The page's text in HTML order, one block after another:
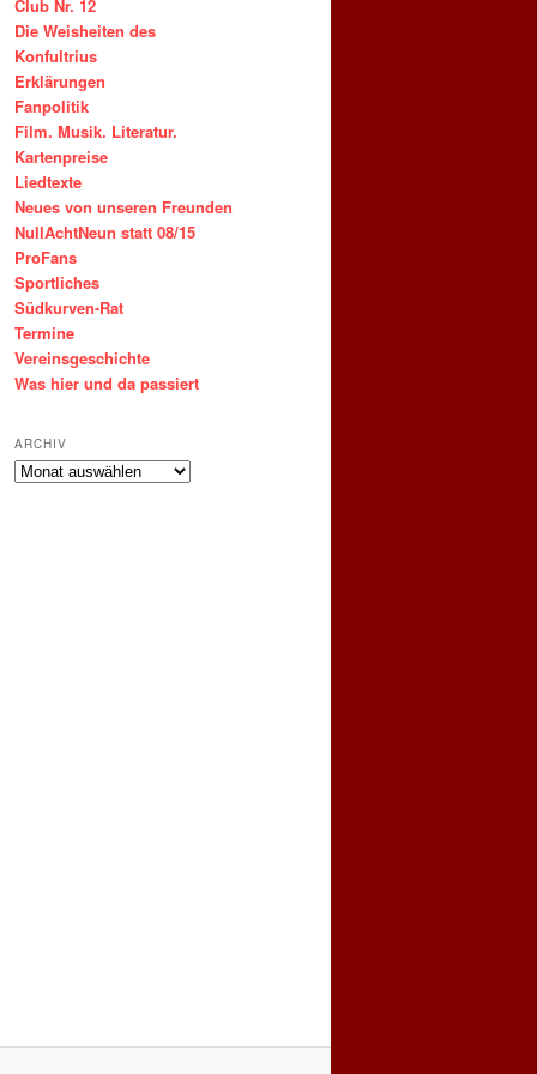
Club Nr. 12
Die Weisheiten des
Konfultrius
Erklärungen
Fanpolitik
Film. Musik. Literatur.
Kartenpreise
Liedtexte
Neues von unseren Freunden
NullAchtNeun statt 08/15
ProFans
Sportliches
Südkurven-Rat
Termine
Vereinsgeschichte
Was hier und da passiert
ARCHIV
ARCHIV